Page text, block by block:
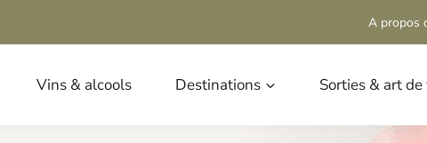
A propos
Vins & alcools Destinations Sorties & art